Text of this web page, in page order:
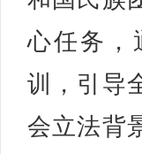
心任务，
训，引导
会立法背